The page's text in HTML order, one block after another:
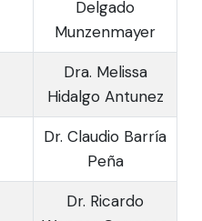
Delgado
Munzenmayer
Dra. Melissa
Hidalgo Antunez
Dr. Claudio Barría
Peña
Dr. Ricardo